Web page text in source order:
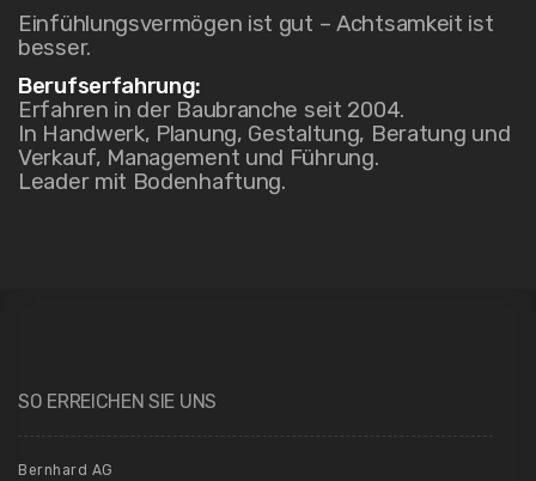
Einfühlungsvermögen ist gut – Achtsamkeit ist
besser.
Berufserfahrung:
Erfahren in der Baubranche seit 2004.
In Handwerk, Planung, Gestaltung, Beratung und
Verkauf, Management und Führung.
Leader mit Bodenhaftung.
SO ERREICHEN SIE UNS
Bernhard AG